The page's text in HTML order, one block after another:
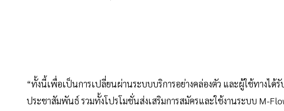
“ทั้งนี้เพื่อเป็นการเปลี่ยนผ่านระบบบริการอย่างคล่องตัว และผู้ใช้ทางไ
ประชาสัมพันธ์ รวมทั้งโปรโมชั่นส่งเสริมการสมัครและใช้งานระบบ M-